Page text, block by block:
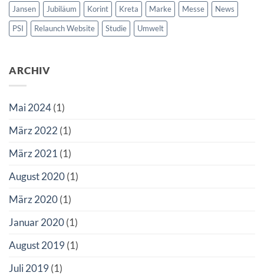
Jansen Jubiläum Korint Kreta Marke Messe News
PSI Relaunch Website Studie Umwelt
ARCHIV
Mai 2024(1)
März 2022 (1)
März 2021 (1)
August 2020(1)
März 2020(1)
Januar 2020(1)
August 2019(1)
Juli 2019(1)